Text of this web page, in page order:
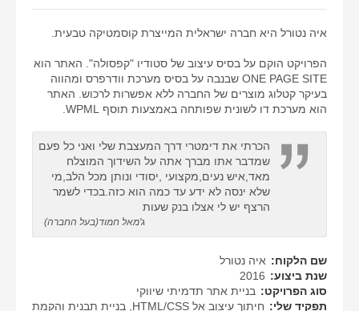
איה נטורל היא חברה ישראלית המייצרת קוסמטיקה טבעית.
הפרויקט הוקם על בסיס עיצוב של סטודיו "קפסולה". האתר הוא
ONE PAGE SITE שבנבה על בסיס מערכת וודרפרס ומהווה
בעיקר קטלוג מוצרים של החברה ללא אפשרות לרכוש. האתר
הוא מערכת דו לשונית שפותחה באמצעות תוסף WPML.
הכרתי את דימטרי דרך המעצבת שלי ואני כל פעם
שמדבר אתו מברך אתה על השידוך המוצלח
מאד,איש נעים,מקצועי ,יסודי ונותן מכל הלב,מי
שלא ינסה לא ידע עד כמה הוא כזה.בכדי לשמר
הרצף יש לי אצלו בנק שעות
ג'מאל חמוד(בעל החברה)
שם הלקוח: איה נטורל
שנת ביצוע:
סוג הפרויקט: בניית אתר תדמיתי שיווקי
תפקיד שלי:
חיתוך עיצוב אל HTML/CSS, בניית תבנית והקמת